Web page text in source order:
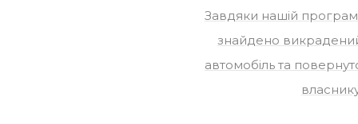
Завдяки нашій
знайдено
автомобіль та